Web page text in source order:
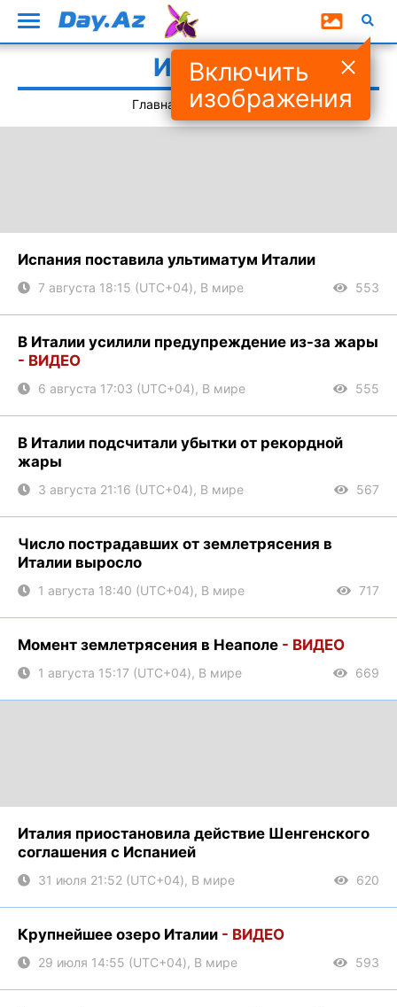
Италия
Главная #Италия
Испания поставила ультиматум Италии
7 августа 18:15 (UTC+04), В мире 553
В Италии усилили предупреждение из-за жары
- ВИДЕО
6 августа 17:03 (UTC+04), В мире 555
В Италии подсчитали убытки от рекордной
жары
3 августа 21:16 (UTC+04), В мире 567
Число пострадавших от землетрясения в
Италии выросло
1 августа 18:40 (UTC+04), В мире 717
Момент землетрясения в Неаполе - ВИДЕО
1 августа 15:17 (UTC+04), В мире 669
Италия приостановила действие Шенгенского
соглашения с Испанией
31 июля 21:52 (UTC+04), В мире 620
Крупнейшее озеро Италии - ВИДЕО
29 июля 14:55 (UTC+04), В мире 593
Включить
изображения